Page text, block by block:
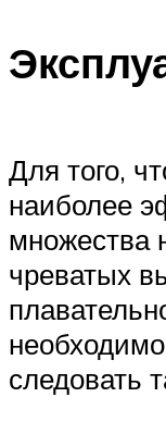
Для того,
наиболее
множества
чреватых
следовать